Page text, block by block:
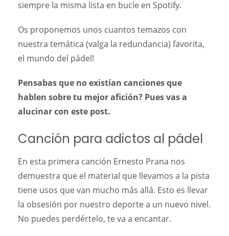
siempre la misma lista en bucle en Spotify.
Os proponemos unos cuantos temazos con
nuestra temática (valga la redundancia) favorita,
el mundo del pádel!
Pensabas que no existían canciones que
hablen sobre tu mejor afición? Pues vas a
alucinar con este post.
Canción para adictos al pádel
En esta primera canción Ernesto Prana nos
demuestra que el material que llevamos a la pista
tiene usos que van mucho más allá. Esto es llevar
la obsesión por nuestro deporte a un nuevo nivel.
No puedes perdértelo, te va a encantar.